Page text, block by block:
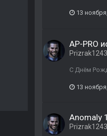
13
AP-PRO
Prizrak1243
С Днём
13
Anomaly
Prizrak1243